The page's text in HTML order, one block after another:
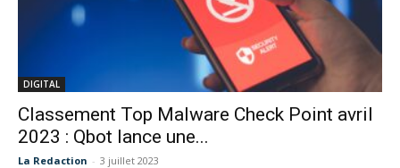
DIGITAL
Classement Top Malware Check Point avril
2023 : Qbot lance une...
La Redaction - 3 juillet 2023